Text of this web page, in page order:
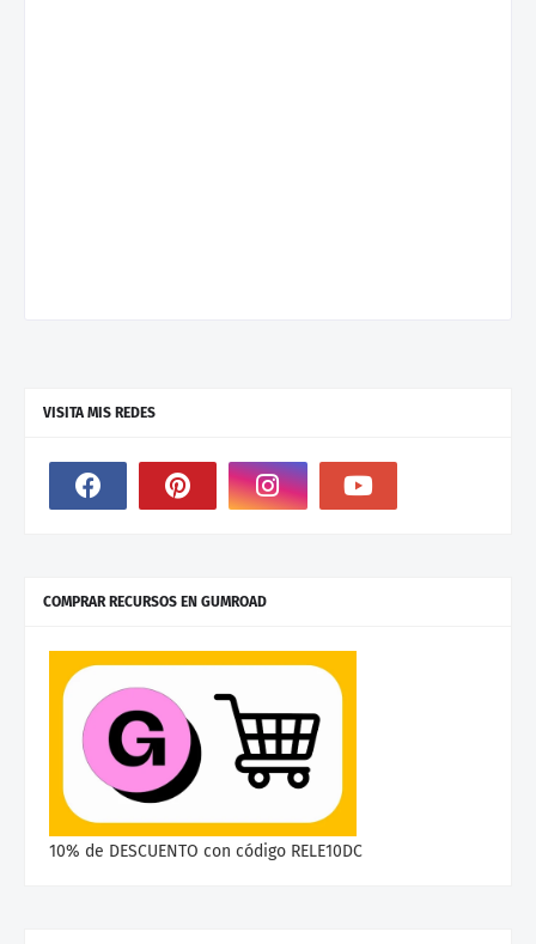
VISITA MIS REDES
COMPRAR RECURSOS EN GUMROAD
10% de DESCUENTO con código RELE10DC